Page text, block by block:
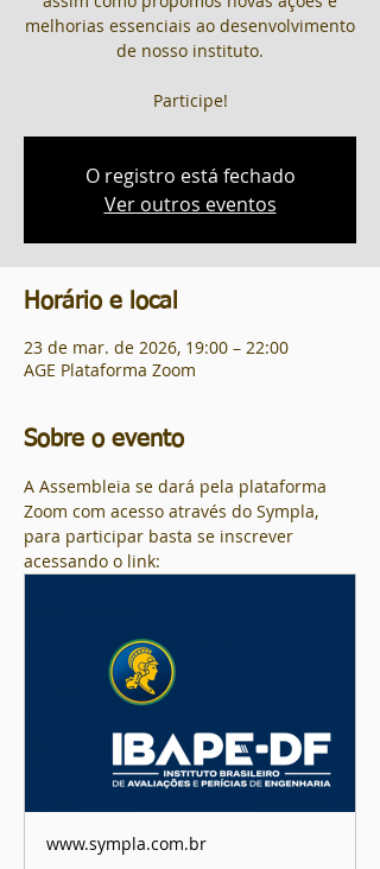
melhorias essenciais ao desenvolvimento
de nosso instituto.
Participe!
O registro está fechado
Ver outros eventos
Horário e local
23 de mar. de 2026, 19:00 – 22:00
AGE Plataforma Zoom
Sobre o evento
A Assembleia se dará pela plataforma
Zoom com acesso através do Sympla,
para participar basta se inscrever
acessando o link:
www.sympla.com.br